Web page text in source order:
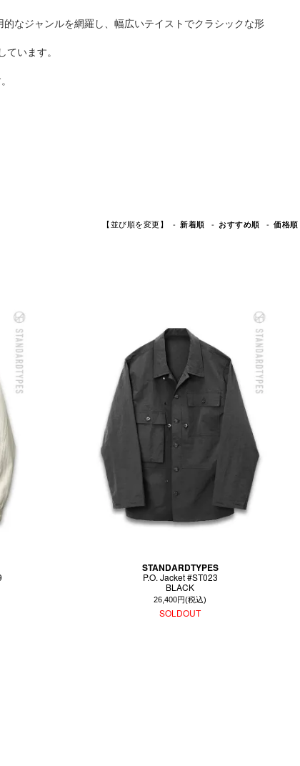
なジャンルを網羅し、幅広いテイストでクラシックな形
います。
【並び順を変更】 新着順 おすすめ順 価格順
STANDARDTYPES
P.O. Jacket #ST023
BLACK
26,400円(税込)
SOLDOUT